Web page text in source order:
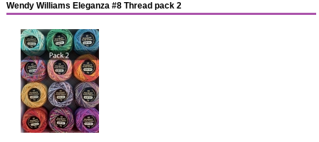
Wendy Williams Eleganza #8 Thread pack 2